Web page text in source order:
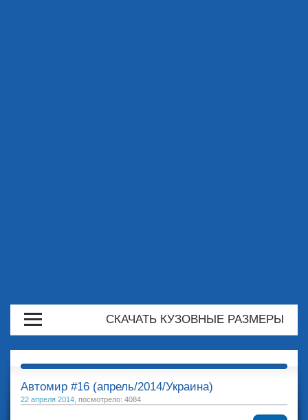
СКАЧАТЬ КУЗОВНЫЕ РАЗМЕРЫ
Автомир #16 (апрель/2014/Украина)
22 апреля 2014 , посмотрело: 4084